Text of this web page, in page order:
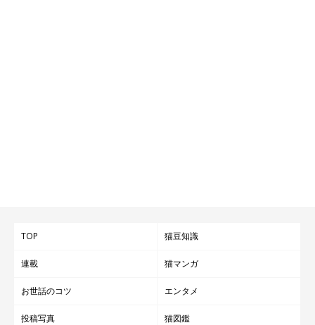
TOP 猫豆知識
連載 猫マンガ
お世話のコツ エンタメ
投稿写真 猫図鑑